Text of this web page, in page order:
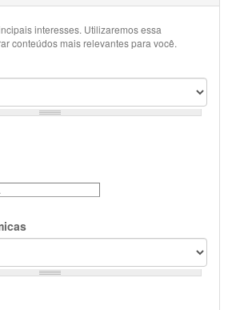
interesses. Utilizaremos essa
conteúdos mais relevantes para você.